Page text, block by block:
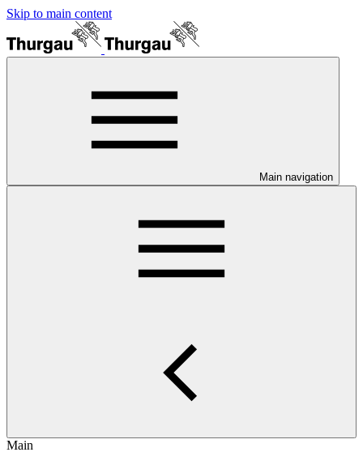
Skip to main content
Main navigation
Main